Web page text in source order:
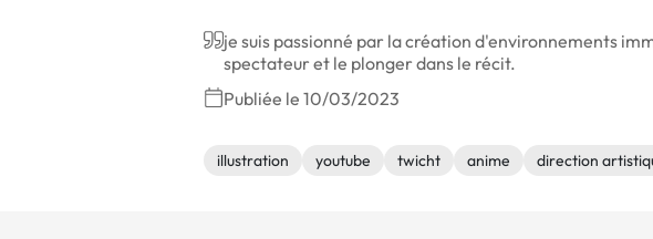
je suis passionné par la création d'environnements
spectateur et le plonger dans le récit.
Publiée le 10/03/2023
illustration youtube twicht anime direction